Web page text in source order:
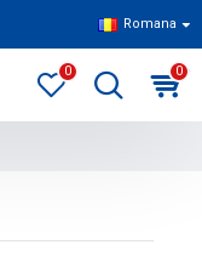
Romana
0 0